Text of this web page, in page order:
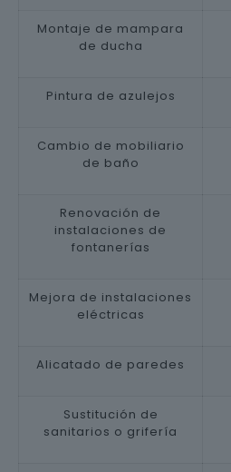
Montaje de mampara
de ducha
Pintura de azulejos
Cambio de mobiliario
de baño
Renovación de
instalaciones de
fontanerías
Mejora de instalaciones
eléctricas
Alicatado de paredes
Sustitución de
sanitarios o grifería